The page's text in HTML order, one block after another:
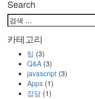
Search
검
색:
카테고리
팁 (3)
Q&A (3)
javascript (3)
Apps (1)
잡담 (1)